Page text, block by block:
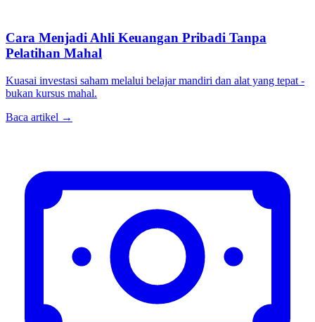
Cara Menjadi Ahli Keuangan Pribadi Tanpa
Pelatihan Mahal
Kuasai investasi saham melalui belajar mandiri dan alat yang tepat -
bukan kursus mahal.
Baca artikel →